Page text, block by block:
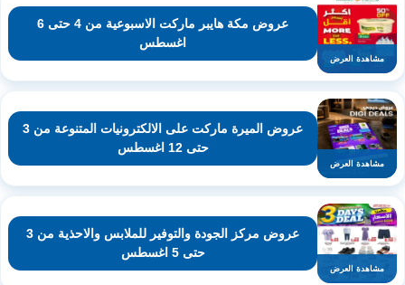
مشاهدة العرض
عروض مكة هايبر ماركت الاسبوعية من 4 حتى 6
اغسطس
مشاهدة العرض
عروض الميرة ماركت على الالكترونيات المتنوعة من 3
حتى 12 اغسطس
مشاهدة العرض
عروض مركز الجودة والتوفير للملابس والاحذية من 3
حتى 5 اغسطس